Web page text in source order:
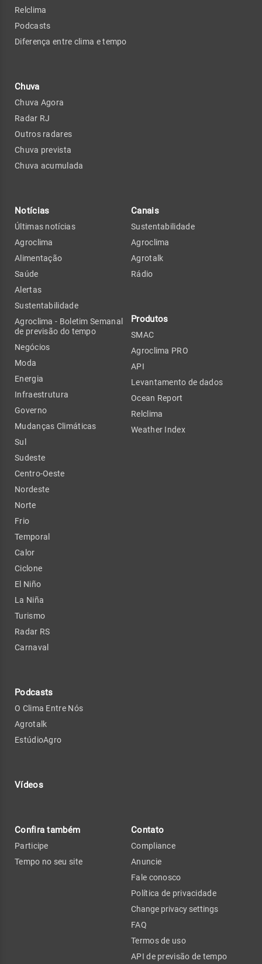
Relclima
Podcasts
Diferença entre clima e tempo
Chuva
Chuva Agora
Radar RJ
Outros radares
Chuva prevista
Chuva acumulada
Notícias
Últimas notícias
Agroclima
Alimentação
Saúde
Alertas
Sustentabilidade
Agroclima - Boletim Semanal
de previsão do tempo
Negócios
Moda
Energia
Infraestrutura
Governo
Mudanças Climáticas
Sul
Sudeste
Centro-Oeste
Nordeste
Norte
Frio
Temporal
Calor
Ciclone
El Niño
La Niña
Turismo
Radar RS
Carnaval
Podcasts
O Clima Entre Nós
Agrotalk
EstúdioAgro
Vídeos
Canais
Sustentabilidade
Agroclima
Agrotalk
Rádio
Produtos
SMAC
Agroclima PRO
API
Levantamento de dados
Ocean Report
Relclima
Weather Index
Confira também
Participe
Tempo no seu site
Contato
Compliance
Anuncie
Fale conosco
Política de privacidade
Change privacy settings
FAQ
Termos de uso
API de previsão de tempo